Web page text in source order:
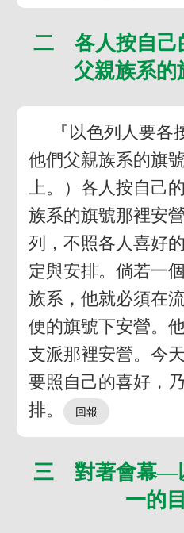
二 各人按自己
父親族系的
『以色列人要
他們父親族系的旗
上。）各人按自己
族系的旗號那裡安
列，不照各人喜好
定與安排。倘若一
族系，他就必須在
便的旗號下安營。
支派那裡安營。今
要照自己的喜好，
排。
三 對著會幕—
一的